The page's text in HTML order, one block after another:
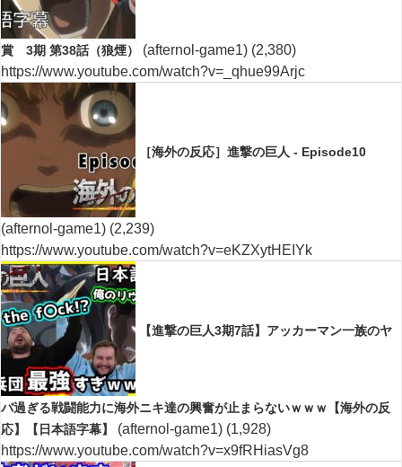
賞 3期 第38話（狼煙） (afternol-game1) (2,380)
https://www.youtube.com/watch?v=_qhue99Arjc
［海外の反応］進撃の巨人 - Episode10
(afternol-game1) (2,239)
https://www.youtube.com/watch?v=eKZXytHEIYk
【進撃の巨人3期7話】アッカーマン一族のヤ
バ過ぎる戦闘能力に海外ニキ達の興奮が止まらないｗｗｗ【海外の反
応】【日本語字幕】
(afternol-game1) (1,928)
https://www.youtube.com/watch?v=x9fRHiasVg8